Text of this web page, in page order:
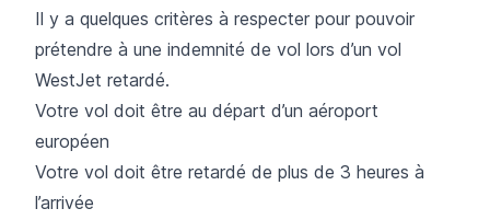
Il y a quelques critères à respecter pour pouvoir
prétendre à une indemnité de vol lors d’un vol
WestJet retardé.
Votre vol doit être au départ d’un aéroport
européen
Votre vol doit être retardé de plus de 3 heures à
l’arrivée